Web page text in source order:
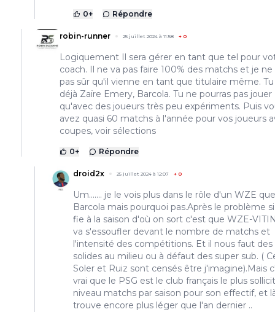
0+ Répondre
robin-runner 25 juillet 2024 à 11:58 + 0
Logiquement Il sera gérer en tant que tel pour
coach. Il ne va pas faire 100% des matchs et je ne
pas sûr qu'il vienne en tant que titulaire même. Tu
déjà Zaïre Emery, Barcola. Tu ne pourras pas jouer
qu'avec des joueurs très peu expériments. Puis
avez quasi 60 matchs à l'année pour vos joueurs
coupes, voir sélections
0+ Répondre
droid2x 25 juillet 2024 à 12:07 + 0
Um....... je le vois plus dans le rôle d'un WZE
Barcola mais pourquoi pas.Après le problème
fie à la saison d'où on sort c'est que WZE-
va s'essoufler devant le nombre de matchs et
l'intensité des compétitions. Et il nous faut des
solides au milieu ou à défaut des super sub. (
Soler et Ruiz sont censés être j'imagine).Mais
vrai que le PSG est le club français le plus
niveau matchs par saison pour son effectif, et
trouve encore plus léger que l'an dernier ..